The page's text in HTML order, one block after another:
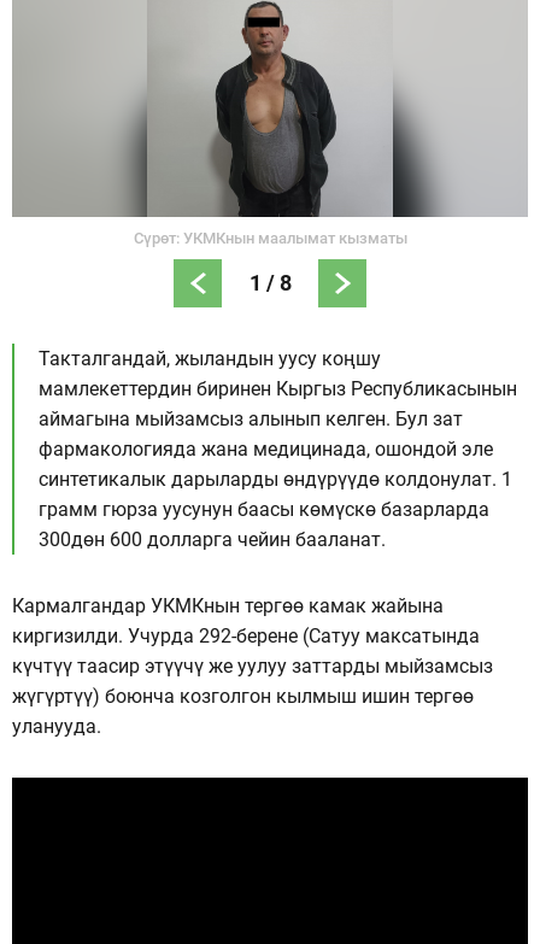
Сүрөт: УКМКнын маалымат кызматы
1 /8
Такталгандай, жыландын уусу коңшу
мамлекеттердин биринен Кыргыз Республикасынын
аймагына мыйзамсыз алынып келген. Бул зат
фармакологияда жана медицинада, ошондой эле
синтетикалык дарыларды өндүрүүдө колдонулат. 1
грамм гюрза уусунун баасы көмүскө базарларда
300дөн 600 долларга чейин бааланат.
Кармалгандар УКМКнын тергөө камак жайына
киргизилди. Учурда 292-берене (Сатуу максатында
күчтүү таасир этүүчү же уулуу заттарды мыйзамсыз
жүгүртүү) боюнча козголгон кылмыш ишин тергөө
уланууда.